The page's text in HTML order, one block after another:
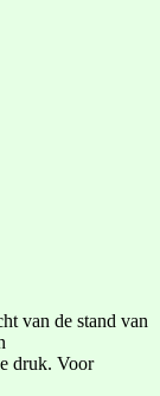
van de stand van
druk. Voor